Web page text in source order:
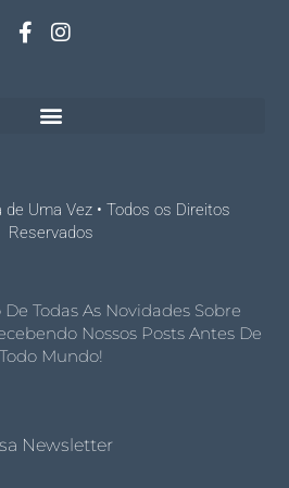
Uma Vez • Todos os Direitos
Reservados
Todas As Novidades Sobre
Nossos Posts Antes De
Todo Mundo!
Newsletter